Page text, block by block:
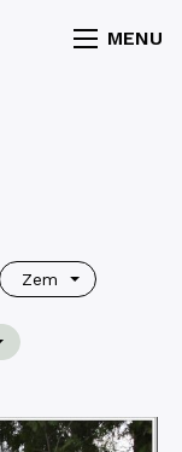
MENU
Zem